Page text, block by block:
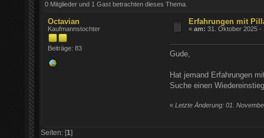
0 Mitglieder und 1 Gast betrachten dieses Thema.
Octavian
Kaufmannstochter
Beiträge: 83
Erfahrungen mit
«am: 31. Oktober 2025 -
Gude,
Hat jemand Erfahrungen
Suche einen
« Letzte Änderung: 01.
Seiten: [1]